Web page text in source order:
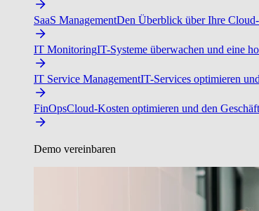
SaaS ManagementDen Überblick über Ihre
IT MonitoringIT-Systeme überwachen und eine
IT Service ManagementIT-Services optimieren
FinOpsCloud-Kosten optimieren und den
Demo vereinbaren